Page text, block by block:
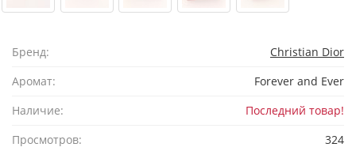
Бренд:
Christian Dior
Аромат:
Forever and Ever
Наличие:
Последний товар!
Просмотров:
324